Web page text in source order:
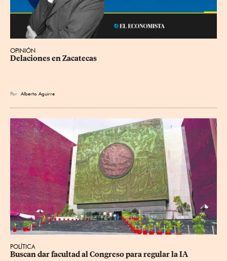
OPINIÓN
Delaciones en Zacatecas
Por Alberto Aguirre
POLÍTICA
Buscan dar facultad al Congreso para regular la IA